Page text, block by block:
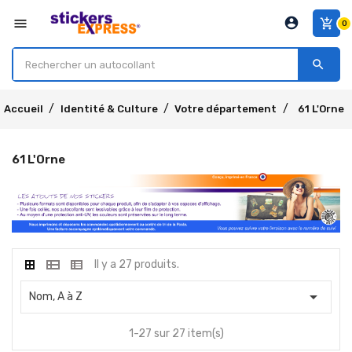
menu add_shopping_cart 0
account_circle
search
Accueil Identité & Culture Votre département 61 L'Orne
61 L'Orne
Il y a 27 produits.
Nom, A à Z 
1-27 sur 27 item(s)